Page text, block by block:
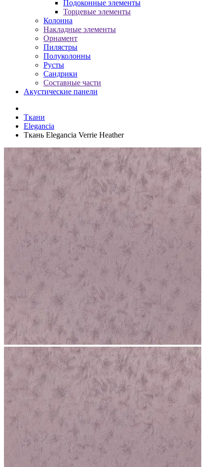
Подоконные элементы
Торцевые элементы
Колонна
Накладные элементы
Орнамент
Пилястры
Полуколонны
Русты
Сандрики
Составные части
Акустические панели
Ткани
Elegancia
Ткань Elegancia Verrie Heather